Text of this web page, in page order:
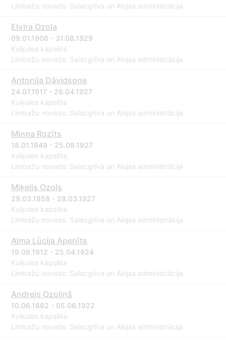
Limbažu novads: Salacgrīva un Alojas administrācija
Elvīra Ozola
09.01.1906 - 31.08.1929
Kuiķules kapsēta
Limbažu novads: Salacgrīva un Alojas administrācija
Antonija Dāvidsone
24.07.1917 - 26.04.1927
Kuiķules kapsēta
Limbažu novads: Salacgrīva un Alojas administrācija
Minna Rozīts
18.01.1849 - 25.09.1927
Kuiķules kapsēta
Limbažu novads: Salacgrīva un Alojas administrācija
Miķelis Ozols
29.03.1858 - 28.03.1927
Kuiķules kapsēta
Limbažu novads: Salacgrīva un Alojas administrācija
Alma Lūcija Apenīts
19.09.1912 - 25.04.1924
Kuiķules kapsēta
Limbažu novads: Salacgrīva un Alojas administrācija
Andrejs Ozoliņš
10.06.1882 - 05.06.1922
Kuiķules kapsēta
Limbažu novads: Salacgrīva un Alojas administrācija